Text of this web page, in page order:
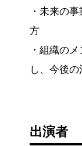
・未来の
方
・組織の
し、今後
出演者